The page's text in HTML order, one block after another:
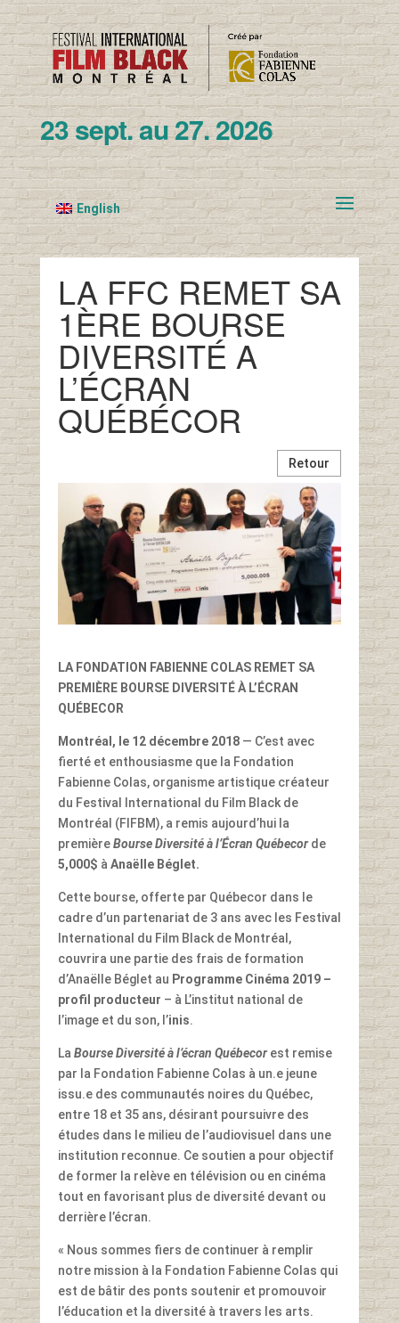
23 sept. au 27. 2026
English
LA FFC REMET SA
1ÈRE BOURSE
DIVERSITÉ A
L’ÉCRAN
QUÉBÉCOR
Retour
LA FONDATION FABIENNE COLAS REMET SA
PREMIÈRE BOURSE DIVERSITÉ À L’ÉCRAN
QUÉBECOR
Montréal, le 12 décembre 2018 — C’est avec
fierté et enthousiasme que la Fondation
Fabienne Colas, organisme artistique créateur
du Festival International du Film Black de
Montréal (FIFBM), a remis aujourd’hui la
premièreBourse Diversité à l’Écran Québecorde
5,000$ à Anaëlle Béglet.
Cette bourse, offerte par Québecor dans le
cadre d’un partenariat de 3 ans avec les Festival
International du Film Black de Montréal,
couvrira une partie des frais de formation
d’Anaëlle Béglet au Programme Cinéma 2019 –
profil producteur – à L’institut national de
l’image et du son, l’inis.
La Bourse Diversité à l’écran Québecorest remise
par la Fondation Fabienne Colas à un.e jeune
issu.e des communautés noires du Québec,
entre 18 et 35 ans, désirant poursuivre des
études dans le milieu de l’audiovisuel dans une
institution reconnue. Ce soutien a pour objectif
de former la relève en télévision ou en cinéma
tout en favorisant plus de diversité devant ou
derrière l’écran.
« Nous sommes fiers de continuer à remplir
notre mission à la Fondation Fabienne Colas qui
est de bâtir des ponts soutenir et promouvoir
l’éducation et la diversité à travers les arts.